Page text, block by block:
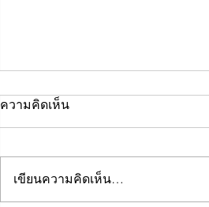
ความคิดเห็น
เขียนความคิดเห็น…